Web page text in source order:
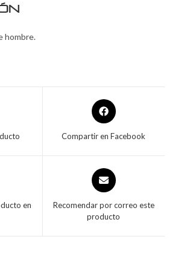
hombre.
Compartir en Facebook
en
Recomendar por correo este
producto